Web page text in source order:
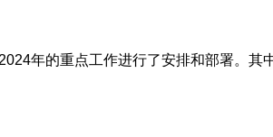
年的重点工作进行了安排和部署。